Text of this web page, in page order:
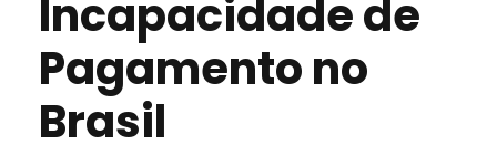
Incapacidade de
Pagamento no
Brasil